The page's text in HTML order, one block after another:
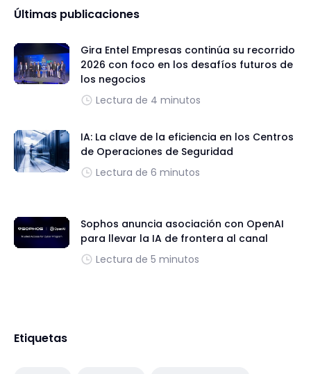
Últimas publicaciones
Gira Entel Empresas continúa su recorrido
2026 con foco en los desafíos futuros de
los negocios
Lectura de 4 minutos
IA: La clave de la eficiencia en los Centros
de Operaciones de Seguridad
Lectura de 6 minutos
Sophos anuncia asociación con OpenAI
para llevar la IA de frontera al canal
Lectura de 5 minutos
Etiquetas